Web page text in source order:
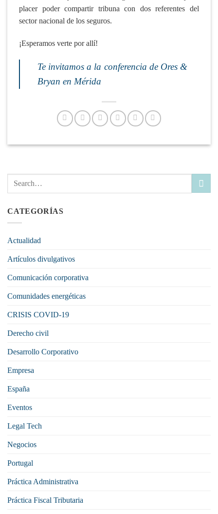
placer poder compartir tribuna con dos referentes del
sector nacional de los seguros.
¡Esperamos verte por allí!
Te invitamos a la conferencia de Ores &
Bryan en Mérida
CATEGORÍAS
Actualidad
Artículos divulgativos
Comunicación corporativa
Comunidades energéticas
CRISIS COVID-19
Derecho civil
Desarrollo Corporativo
Empresa
España
Eventos
Legal Tech
Negocios
Portugal
Práctica Administrativa
Práctica Fiscal Tributaria